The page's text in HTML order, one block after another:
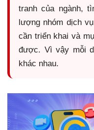
tranh của ngành,
lượng nhóm dịch
cần triển khai và
được. Vì vậy mỗi
khác nhau.